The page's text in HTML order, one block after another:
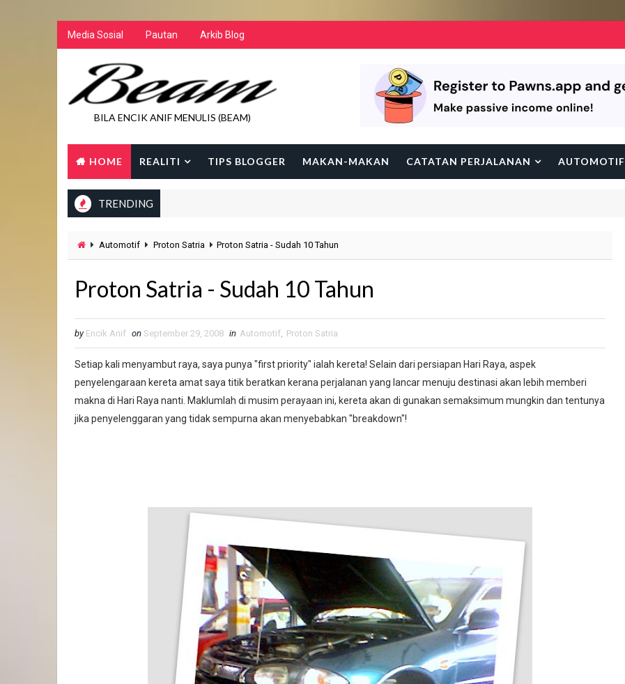
Media Sosial Pautan Arkib Blog
BILA ENCIK ANIF MENULIS (BEAM)
HOME REALITI TIPS BLOGGER MAKAN-MAKAN CATATAN PERJALANAN AUTOMOTIF
TRENDING
Automotif Proton Satria Proton Satria - Sudah 10 Tahun
Proton Satria - Sudah 10 Tahun
by Encik Anif on September 29, 2008 in Automotif, Proton Satria
Setiap kali menyambut raya, saya punya "first priority" ialah kereta! Selain dari persiapan Hari Raya, aspek
penyelengaraan kereta amat saya titik beratkan kerana perjalanan yang lancar menuju destinasi akan lebih memberi
makna di Hari Raya nanti. Maklumlah di musim perayaan ini, kereta akan di gunakan semaksimum mungkin dan tentunya
jika penyelenggaran yang tidak sempurna akan menyebabkan "breakdown"!